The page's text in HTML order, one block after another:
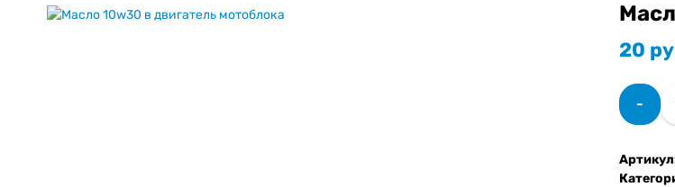
20
-
товара
10w30
в